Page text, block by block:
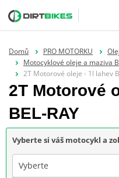
Domů PRO MOTORKU
Motocyklové oleje a maziva
2T Motorové oleje - 1l lahev
2T Motorové
BEL-RAY
Vyberte si váš motocykl a
Vyberte